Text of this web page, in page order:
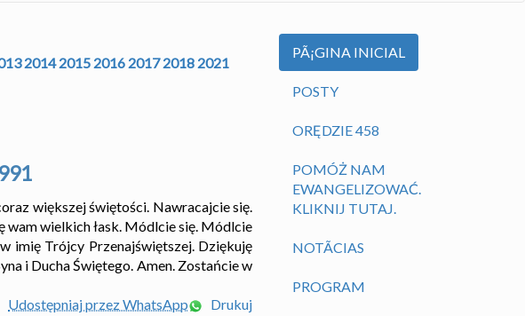
2014 2015 2016 2017 2018 2021
większej świętości. Nawracajcie się.
wam wielkich łask. Módlcie się. Módlcie
imię Trójcy Przenajświętszej. Dziękuję
i Ducha Świętego. Amen. Zostańcie w
Udostępniaj przez WhatsApp
Drukuj
PÃ¡GINA INICIAL
POSTY
ORĘDZIE 458
POMÓŻ NAM
EWANGELIZOWAĆ.
KLIKNIJ TUTAJ.
NOTÃ­CIAS
PROGRAM